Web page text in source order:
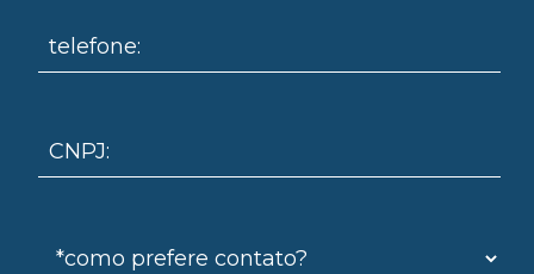
telefone:
CNPJ: